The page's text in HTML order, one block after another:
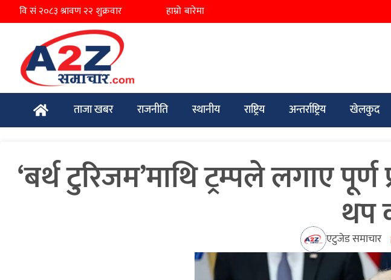
हाम्रो बारेमा
ताजा खबर राजनीति स्थानीय राष्ट्रिय अन्तर्राष्ट्रिय खेलकुद
‘बर्थ टुरिजम’माथि ट्रम्पले लगाए
थप
एटुजेड समाचार